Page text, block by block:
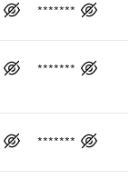
*******
*******
*******